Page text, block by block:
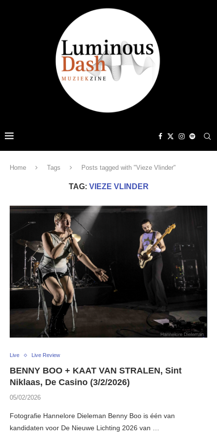
Home Tags Posts tagged with "Vieze Vlinder"
TAG: VIEZE VLINDER
Live Live Review
BENNY BOO + KAAT VAN STRALEN, Sint
Niklaas, De Casino (3/2/2026)
05/02/2026
Fotografie Hannelore Dieleman Benny Boo is één van
kandidaten voor De Nieuwe Lichting 2026 van …